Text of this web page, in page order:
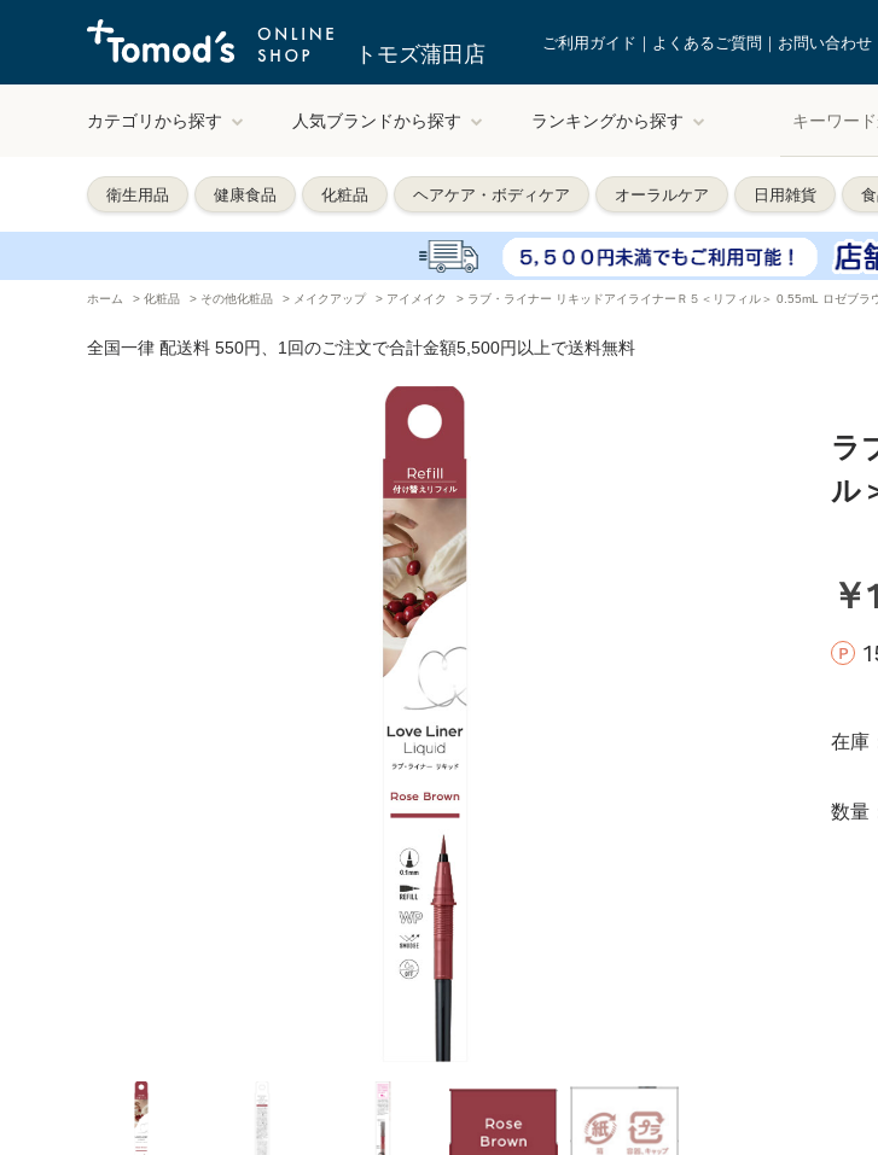
トモズ蒲田店 ご利用ガイド よくあるご質問 お問い合わせ
カテゴリから探す 人気ブランドから探す ランキングから探す
衛生用品 健康食品 化粧品 ヘアケア・ボディケア オーラルケア 日用雑貨
ホーム > 化粧品 > その他化粧品 > メイクアップ > アイメイク > ラブ・ライナー リキッドアイライナーＲ５＜リフィル＞ 0.55mL ロゼブラ
全国一律 配送料 550円、1回のご注文で合計金額5,500円以上で送料無料
ラ
ル
在庫
数量